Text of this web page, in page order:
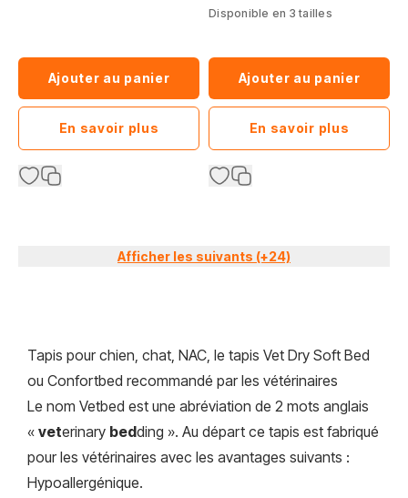
Ajouter au panier
En savoir plus
Disponible en 3 tailles
Ajouter au panier
En savoir plus
Afficher les suivants (+24)
Tapis pour chien, chat, NAC, le tapis Vet Dry Soft Bed
ou Confortbed recommandé par les vétérinaires
Le nom Vetbed est une abréviation de 2 mots anglais
« veterinary bedding ». Au départ ce tapis est fabriqué
pour les vétérinaires avec les avantages suivants :
Hypoallergénique.